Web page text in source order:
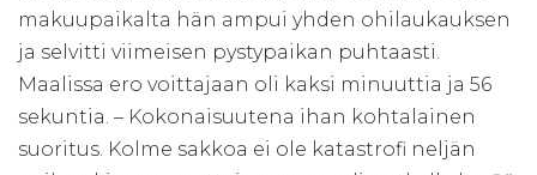
makuupaikalta hän ampui yhden ohilaukauksen
ja selvitti viimeisen pystypaikan puhtaasti.
Maalissa ero voittajaan oli kaksi minuuttia ja 56
sekuntia. – Kokonaisuutena ihan kohtalainen
suoritus. Kolme sakkoa ei ole katastrofi neljän